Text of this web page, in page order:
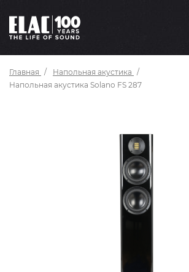
Главная
Напольная акустика
Напольная акустика Solano FS 287